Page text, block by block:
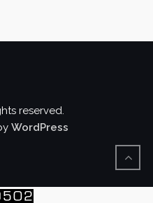
reserved.
WordPress